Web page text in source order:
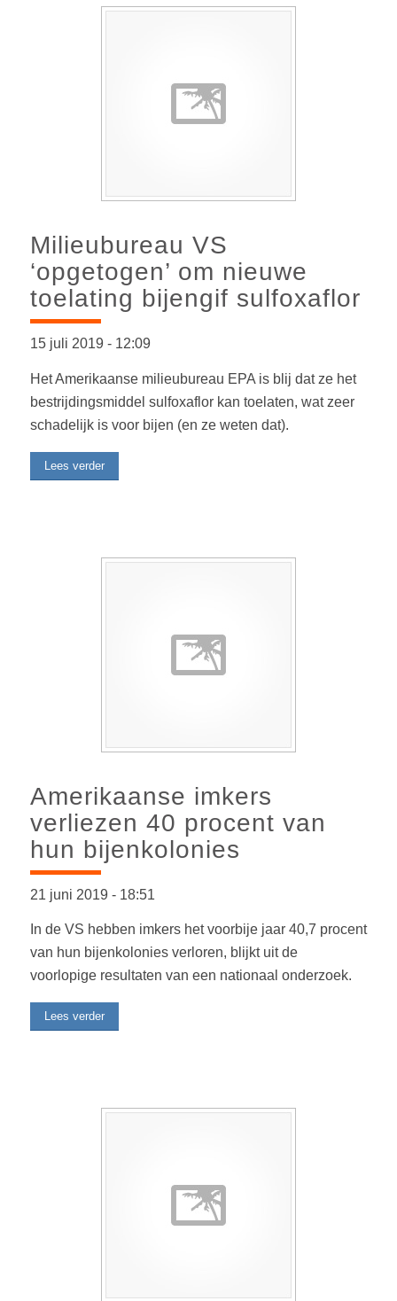
Milieubureau VS
‘opgetogen’ om nieuwe
toelating bijengif sulfoxaflor
15 juli 2019 -12:09
Het Amerikaanse milieubureau EPA is blij dat ze het
bestrijdingsmiddel sulfoxaflor kan toelaten, wat zeer
schadelijk is voor bijen (en ze weten dat).
Lees verder
Amerikaanse imkers
verliezen 40 procent van
hun bijenkolonies
21 juni 2019 -18:51
In de VS hebben imkers het voorbije jaar 40,7 procent
van hun bijenkolonies verloren, blijkt uit de
voorlopige resultaten van een nationaal onderzoek.
Lees verder